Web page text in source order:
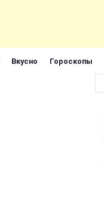
Вкусно Гороскопы